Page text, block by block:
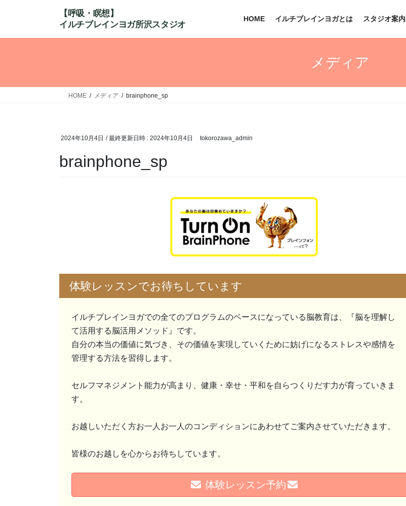
HOME イルチブレインヨガとは スタジオ案内
メディア
HOME メディア brainphone_sp
2024年10月4日 / 最終更新日時 : 2024年10月4日 tokorozawa_admin
brainphone_sp
体験レッスンでお待ちしています
イルチブレインヨガでの全てのプログラムのベースになっている脳教育は、『脳を理解し
て活用する脳活用メソッド』です。
自分の本当の価値に気づき、その価値を実現していくために妨げになるストレスや感情を
管理する方法を習得します。
セルフマネジメント能力が高まり、健康・幸せ・平和を自らつくりだす力が育っていきま
す。
お越しいただく方お一人お一人のコンディションにあわせてご案内させていただきます。
皆様のお越しを心からお待ちしています。
体験レッスン予約